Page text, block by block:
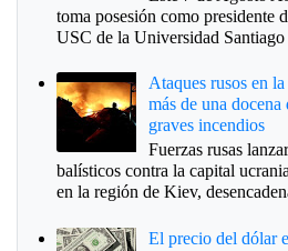
toma posesión como presidente
USC de la Universidad
Ataques rusos en
más de una docena
graves incendios
Fuerzas rusas
balísticos contra la capital
en la región de Kiev,
El precio del dólar